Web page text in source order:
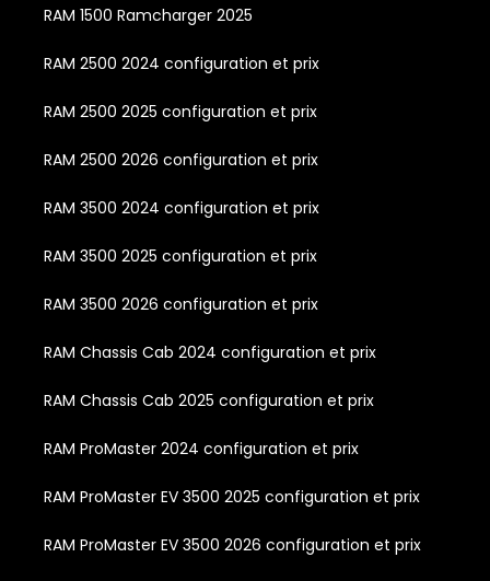
RAM 1500 Ramcharger 2025
RAM 2500 2024 configuration et prix
RAM 2500 2025 configuration et prix
RAM 2500 2026 configuration et prix
RAM 3500 2024 configuration et prix
RAM 3500 2025 configuration et prix
RAM 3500 2026 configuration et prix
RAM Chassis Cab 2024 configuration et prix
RAM Chassis Cab 2025 configuration et prix
RAM ProMaster 2024 configuration et prix
RAM ProMaster EV 3500 2025 configuration et prix
RAM ProMaster EV 3500 2026 configuration et prix